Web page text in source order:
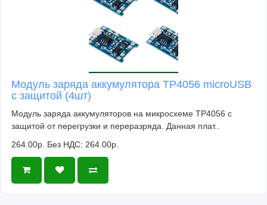
Модуль заряда аккумулятора TP4056 microUSB
с защитой (4шт)
Модуль заряда аккумуляторов на микросхеме TP4056 с
защитой от перегрузки и переразряда. Данная плат..
264.00р. Без НДС: 264.00р.